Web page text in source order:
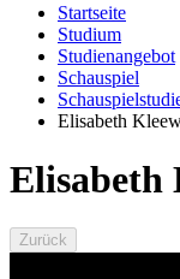
Startseite
Studium
Studienangebot
Schauspiel
Elisabeth
Elisabeth
Zurück